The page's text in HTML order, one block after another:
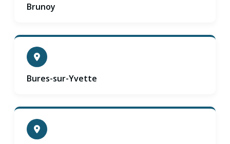
Brunoy
Bures-sur-Yvette